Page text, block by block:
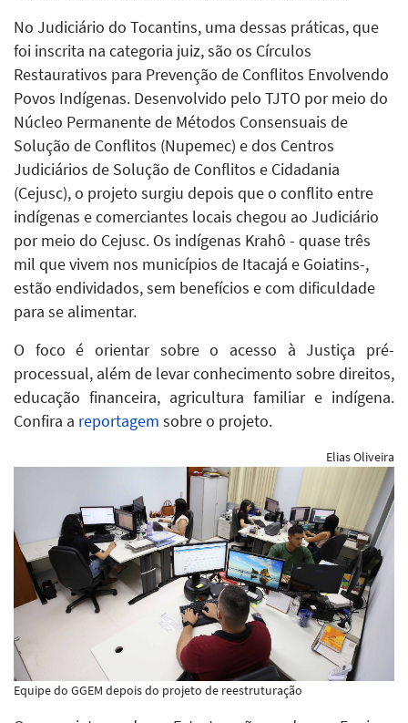
No Judiciário do Tocantins, uma dessas práticas, que
foi inscrita na categoria juiz, são os Círculos
Restaurativos para Prevenção de Conflitos Envolvendo
Povos Indígenas. Desenvolvido pelo TJTO por meio do
Núcleo Permanente de Métodos Consensuais de
Solução de Conflitos (Nupemec) e dos Centros
Judiciários de Solução de Conflitos e Cidadania
(Cejusc), o projeto surgiu depois que o conflito entre
indígenas e comerciantes locais chegou ao Judiciário
por meio do Cejusc. Os indígenas Krahô - quase três
mil que vivem nos municípios de Itacajá e Goiatins-,
estão endividados, sem benefícios e com dificuldade
para se alimentar.
O foco é orientar sobre o acesso à Justiça pré-
processual, além de levar conhecimento sobre direitos,
educação financeira, agricultura familiar e indígena.
Confira a reportagem sobre o projeto.
Elias Oliveira
Equipe do GGEM depois do projeto de reestruturação